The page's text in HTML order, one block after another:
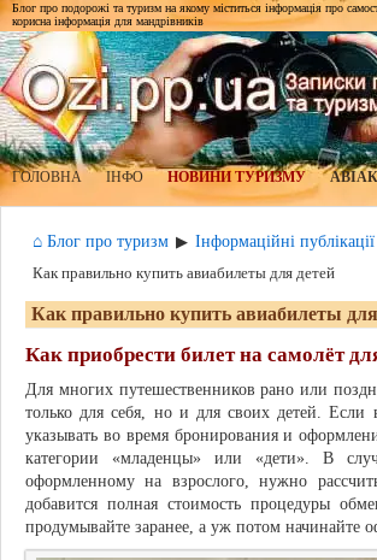
Блог про подорожі та туризм на якому міститься інформація про
корисна інформація для мандрівників
ГОЛОВНА ІНФО НОВИНИ ТУРИЗМУ
⌂ Блог про туризм ▶ Інформаційні
Как правильно купить авиабилеты для детей
Как правильно купить авиабилеты
Как приобрести билет на самолёт
Для многих путешественников рано или
только для себя, но и для своих детей. Если
указывать во время бронирования и
категории «младенцы» или «дети». В
оформленному на взрослого, нужно
добавится полная стоимость процедуры
продумывайте заранее, а уж потом начинайте